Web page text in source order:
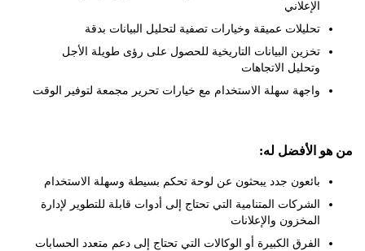
تحليلات عميقة وخيارات تصفية لتحليل البيانات بدقة
تخزين البيانات التاريخية للحصول على رؤى طويلة الأجل
وتحليل الاتجاهات
واجهة سهلة الاستخدام مع خيارات تحرير مجمعة لتوفير الوقت
الأفضل له:
بائعون جدد يبحثون عن لوحة تحكم بسيطة وسهلة الاستخدام
الشركات المتنامية التي تحتاج إلى أدوات قابلة للتطوير لإدارة
المخزون والإعلانات
الفرق الكبيرة أو الوكالات التي تحتاج إلى دعم متعدد الحسابات